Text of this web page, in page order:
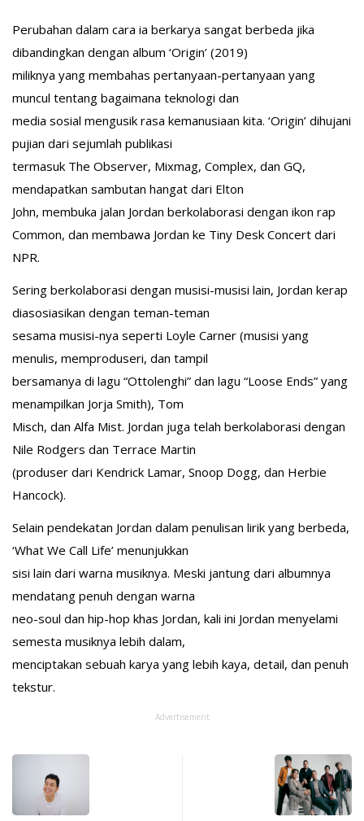
Perubahan dalam cara ia berkarya sangat berbeda jika
dibandingkan dengan album ‘Origin’ (2019)
miliknya yang membahas pertanyaan-pertanyaan yang
muncul tentang bagaimana teknologi dan
media sosial mengusik rasa kemanusiaan kita. ‘Origin’ dihujani
pujian dari sejumlah publikasi
termasuk The Observer, Mixmag, Complex, dan GQ,
mendapatkan sambutan hangat dari Elton
John, membuka jalan Jordan berkolaborasi dengan ikon rap
Common, dan membawa Jordan ke Tiny Desk Concert dari
NPR.
Sering berkolaborasi dengan musisi-musisi lain, Jordan kerap
diasosiasikan dengan teman-teman
sesama musisi-nya seperti Loyle Carner (musisi yang
menulis, memproduseri, dan tampil
bersamanya di lagu “Ottolenghi” dan lagu “Loose Ends” yang
menampilkan Jorja Smith), Tom
Misch, dan Alfa Mist. Jordan juga telah berkolaborasi dengan
Nile Rodgers dan Terrace Martin
(produser dari Kendrick Lamar, Snoop Dogg, dan Herbie
Hancock).
Selain pendekatan Jordan dalam penulisan lirik yang berbeda,
‘What We Call Life’ menunjukkan
sisi lain dari warna musiknya. Meski jantung dari albumnya
mendatang penuh dengan warna
neo-soul dan hip-hop khas Jordan, kali ini Jordan menyelami
semesta musiknya lebih dalam,
menciptakan sebuah karya yang lebih kaya, detail, dan penuh
tekstur.
Advertisement